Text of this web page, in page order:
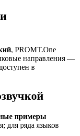
, PROMT.One
направления —
в
примеры
для ряда языков